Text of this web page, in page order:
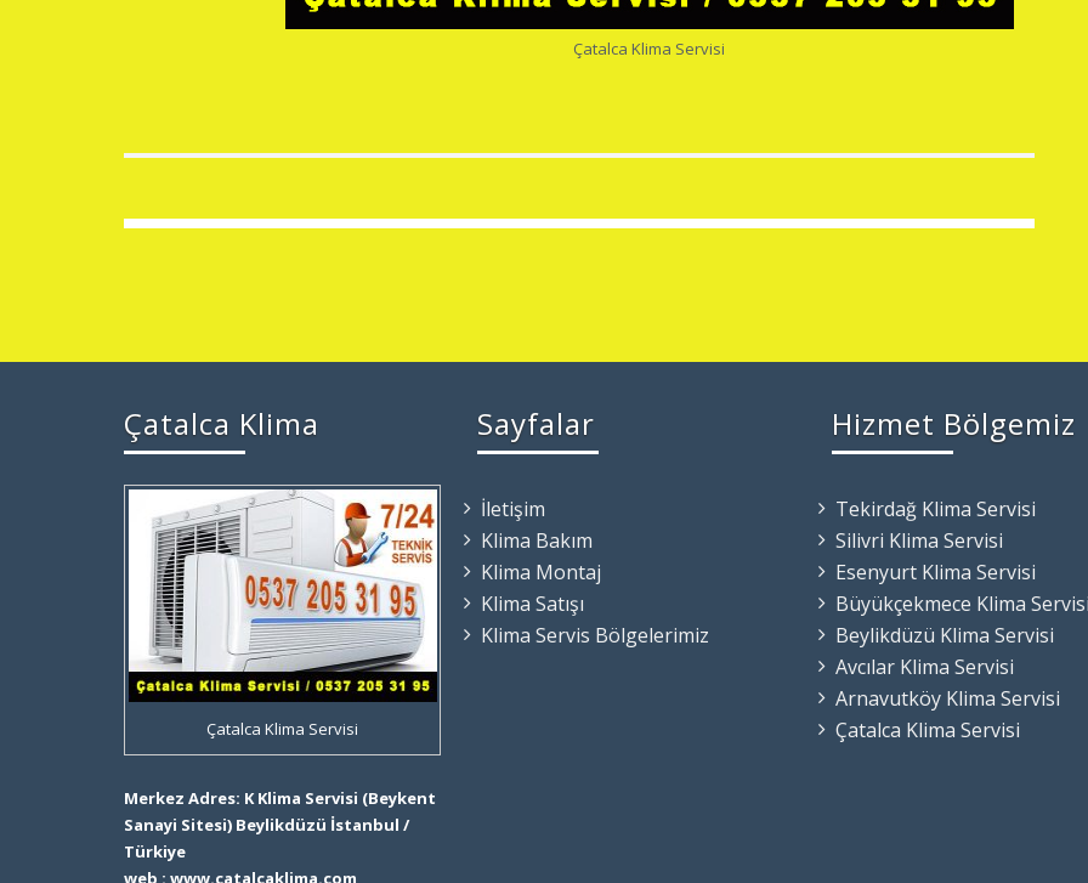
Çatalca Klima Servisi
Çatalca Klima
Çatalca Klima Servisi
Merkez Adres: K Klima Servisi (Beykent
Sanayi Sitesi) Beylikdüzü İstanbul /
Türkiye
web : www.catalcaklima.com
Sayfalar
İletişim
Klima Bakım
Klima Montaj
Klima Satışı
Klima Servis Bölgelerimiz
Hizmet Bölgemiz
Tekirdağ Klima Servisi
Silivri Klima Servisi
Esenyurt Klima Servisi
Büyükçekmece Klima Servisi
Beylikdüzü Klima Servisi
Avcılar Klima Servisi
Arnavutköy Klima Servisi
Çatalca Klima Servisi